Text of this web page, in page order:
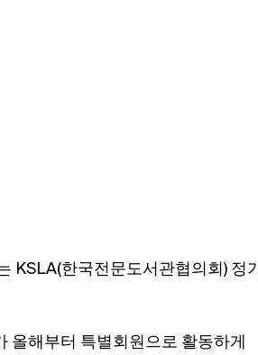
KSLA(한국전문도서관협의회) 정기
올해부터 특별회원으로 활동하게